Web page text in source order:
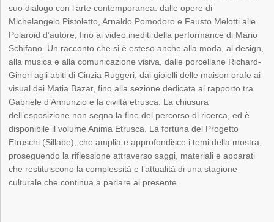
suo dialogo con l’arte contemporanea: dalle opere di
Michelangelo Pistoletto, Arnaldo Pomodoro e Fausto Melotti alle
Polaroid d’autore, fino ai video inediti della performance di Mario
Schifano. Un racconto che si è esteso anche alla moda, al design,
alla musica e alla comunicazione visiva, dalle porcellane Richard-
Ginori agli abiti di Cinzia Ruggeri, dai gioielli delle maison orafe ai
visual dei Matia Bazar, fino alla sezione dedicata al rapporto tra
Gabriele d’Annunzio e la civiltà etrusca. La chiusura
dell’esposizione non segna la fine del percorso di ricerca, ed è
disponibile il volume Anima Etrusca. La fortuna del Progetto
Etruschi (Sillabe), che amplia e approfondisce i temi della mostra,
proseguendo la riflessione attraverso saggi, materiali e apparati
che restituiscono la complessità e l’attualità di una stagione
culturale che continua a parlare al presente.